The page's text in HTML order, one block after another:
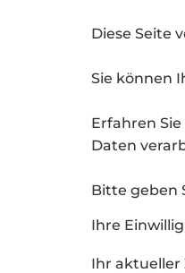
Diese Seite
Sie können
Erfahren
Daten
Bitte geben
Ihre
Ihr aktueller